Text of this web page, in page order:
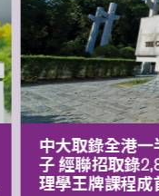
中大取錄全港
子 經聯招取錄
理學王牌課程成